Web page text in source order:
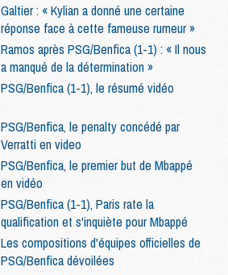
Galtier : « Kylian a donné une certaine
réponse face à cette fameuse rumeur »
Ramos après PSG/Benfica (1-1) : « Il nous
a manqué de la détermination »
PSG/Benfica (1-1), le résumé vidéo
PSG/Benfica, le penalty concédé par
Verratti en video
PSG/Benfica, le premier but de Mbappé
en vidéo
PSG/Benfica (1-1), Paris rate la
qualification et s'inquiète pour Mbappé
Les compositions d'équipes officielles de
PSG/Benfica dévoilées